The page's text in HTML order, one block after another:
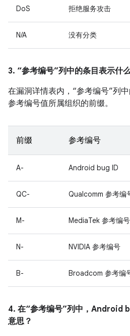
DoS 拒绝服务攻击
N/A 没有分类
3. “参考编号”列中的条目表示什
在漏洞详情表内，“参考编号”列
参考编号值所属组织的前缀。
前缀 参考编号
A- Android bug ID
QC- Qualcomm 参考编
M- MediaTek 参考编号
N- NVIDIA 参考编号
B- Broadcom 参考编
4. 在“参考编号”列中，Android
意思？